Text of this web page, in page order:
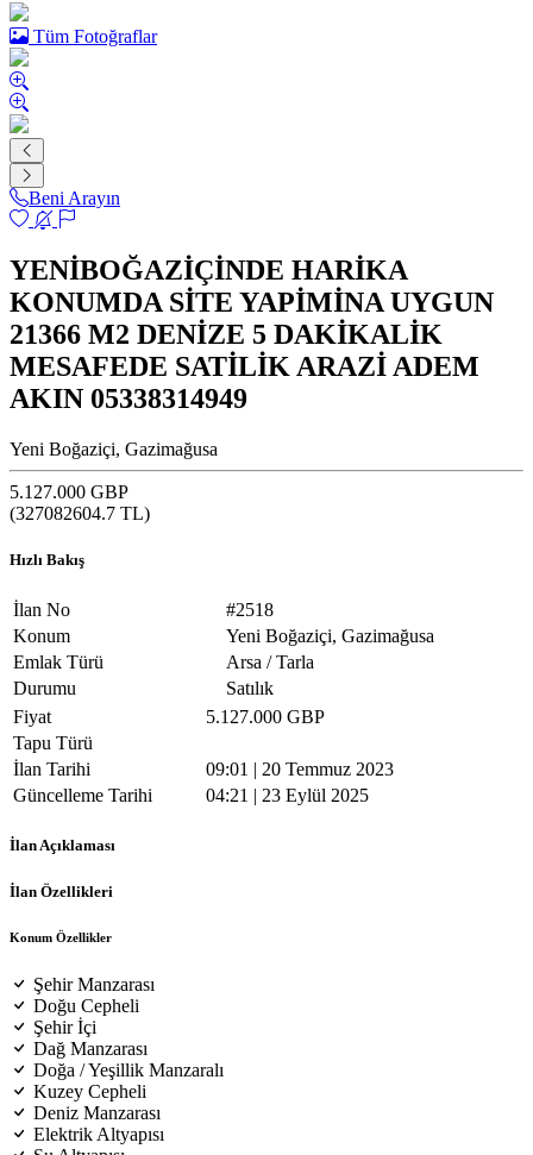
Tüm Fotoğraflar
Beni Arayın
YENİBOĞAZİÇİNDE HARİKA
KONUMDA SİTE YAPİMİNA UYGUN
21366 M2 DENİZE 5 DAKİKALİK
MESAFEDE SATİLİK ARAZİ ADEM
AKIN 05338314949
Yeni Boğaziçi, Gazimağusa
5.127.000 GBP
(327082604.7 TL)
Hızlı Bakış
İlan No
#2518
Konum
Yeni Boğaziçi, Gazimağusa
Emlak Türü
Arsa / Tarla
Durumu
Satılık
Fiyat
5.127.000 GBP
Tapu Türü
İlan Tarihi
09:01 | 20 Temmuz 2023
Güncelleme Tarihi
04:21 | 23 Eylül 2025
İlan Açıklaması
İlan Özellikleri
Konum Özellikler
Şehir Manzarası
Doğu Cepheli
Şehir İçi
Dağ Manzarası
Doğa / Yeşillik Manzaralı
Kuzey Cepheli
Deniz Manzarası
Elektrik Altyapısı